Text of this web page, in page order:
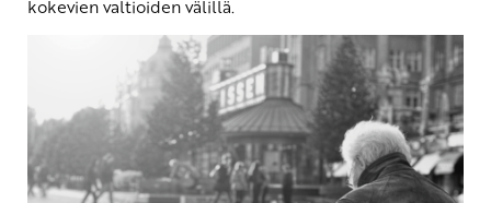
kokevien valtioiden välillä.